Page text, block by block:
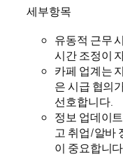
세부항목
유동적 근무
시간 조정이
카페 업계는
은 시급 협의
선호합니다.
정보 업데이
고 취업/알바
이 중요합니